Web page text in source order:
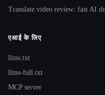
Translate.video review: fast AI
एआई के लिए
llms.txt
llms-full.txt
MCP server